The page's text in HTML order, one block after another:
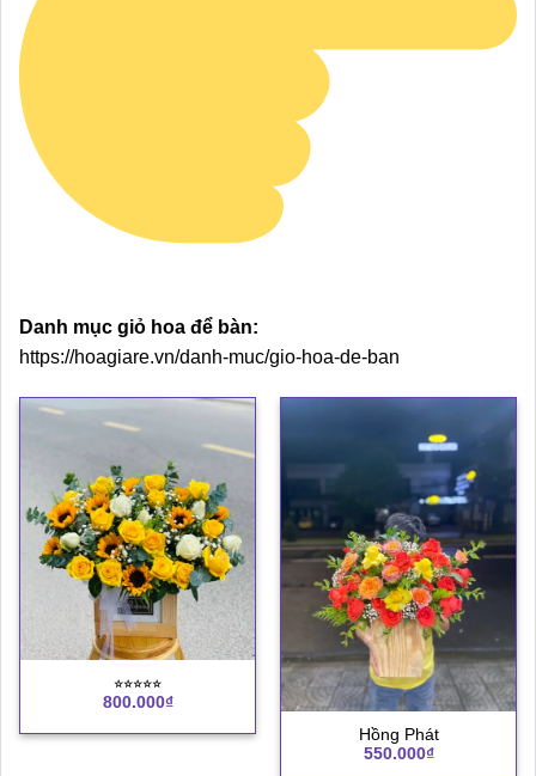
Danh mục giỏ hoa để bàn:
https://hoagiare.vn/danh-muc/gio-hoa-de-ban
⭐︎⭐︎⭐︎⭐︎⭐︎
800.000₫
Hồng Phát
550.000₫